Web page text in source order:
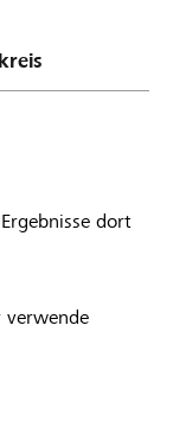
dort
verwende